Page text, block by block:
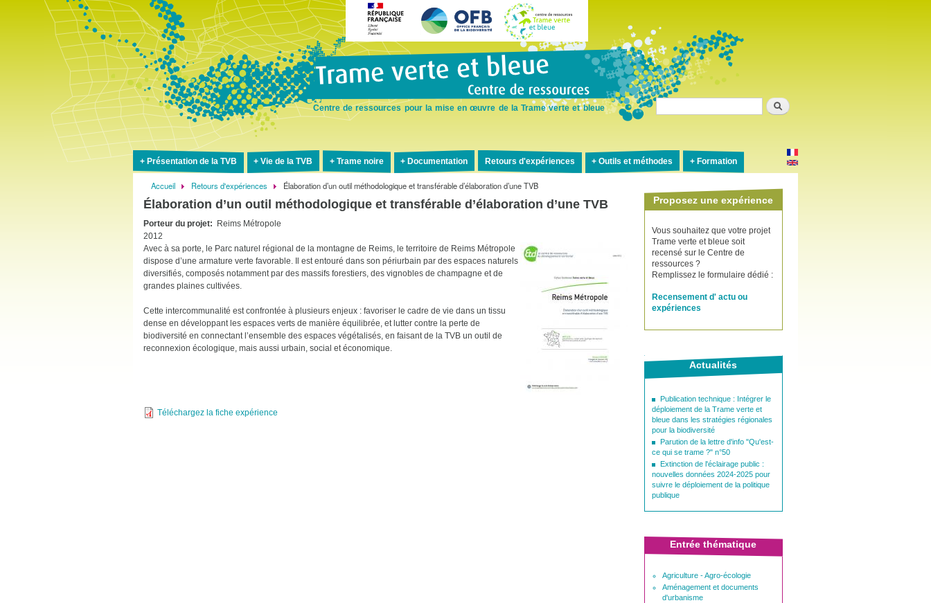
au
contenu
Centre de ressources pour la mise en œuvre de la Trame verte et bleue
Présentation de la TVB Vie de la TVB Trame noire Documentation Retours d'expériences Outils et méthodes Formation
Fil
d'Ariane
Accueil Retours d'expériences Élaboration d’un outil méthodologique et transférable d’élaboration d’une TVB
Élaboration d’un outil méthodologique et transférable d’élaboration d’une TVB
Porteur du projet
Reims Métropole
2012
Avec à sa porte, le Parc naturel régional de la montagne de Reims, le territoire de Reims Métropole
dispose d’une armature verte favorable. Il est entouré dans son périurbain par des espaces naturels
diversifiés, composés notamment par des massifs forestiers, des vignobles de champagne et de
grandes plaines cultivées.
Cette intercommunalité est confrontée à plusieurs enjeux : favoriser le cadre de vie dans un tissu
dense en développant les espaces verts de manière équilibrée, et lutter contre la perte de
biodiversité en connectant l’ensemble des espaces végétalisés, en faisant de la TVB un outil de
reconnexion écologique, mais aussi urbain, social et économique.
Téléchargez la fiche expérience
Proposez une expérience
Vous souhaitez que votre projet
Trame verte et bleue soit
recensé sur le Centre de
ressources ?
Remplissez le formulaire dédié :
Recensement d' actu ou
expériences
Actualités
Publication technique : Intégrer le
déploiement de la Trame verte et
bleue dans les stratégies régionales
pour la biodiversité
Parution de la lettre d'info "Qu'est-
ce qui se trame ?" n°50
Extinction de l'éclairage public :
nouvelles données 2024-2025 pour
suivre le déploiement de la politique
publique
Entrée thématique
Agriculture - Agro-écologie
Aménagement et documents
d'urbanisme